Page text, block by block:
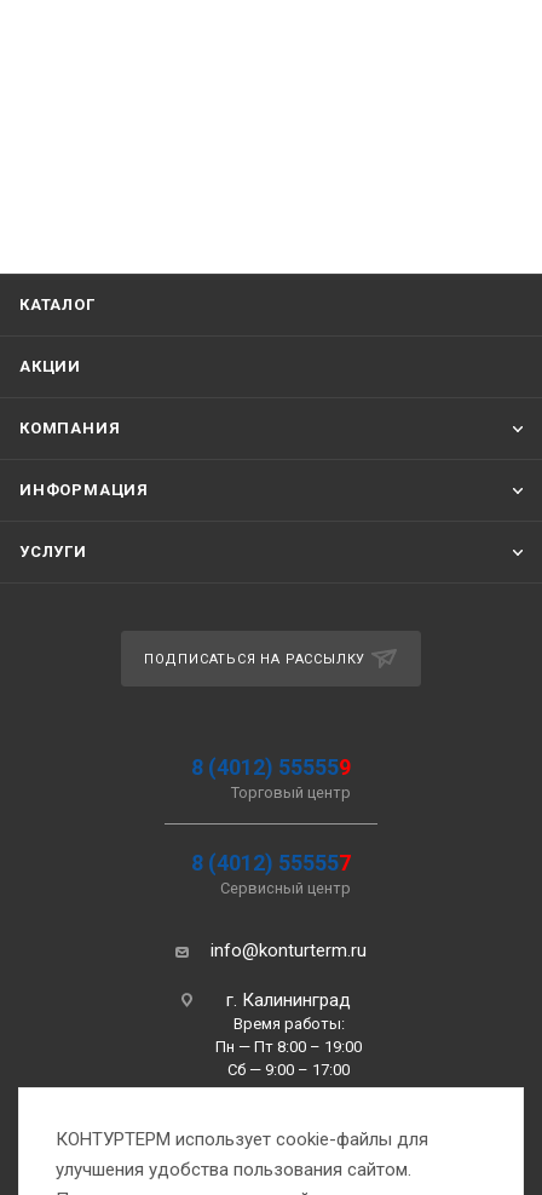
КАТАЛОГ
АКЦИИ
КОМПАНИЯ
ИНФОРМАЦИЯ
УСЛУГИ
ПОДПИСАТЬСЯ НА РАССЫЛКУ
8 (4012) 555559
Торговый центр
8 (4012) 555557
Сервисный центр
info@konturterm.ru
г. Калининград
Время работы:
Пн — Пт 8:00 – 19:00
Сб — 9:00 – 17:00
Вс —10:00 – 16:00
КОНТУРТЕРМ использует cookie-файлы для
улучшения удобства пользования сайтом.